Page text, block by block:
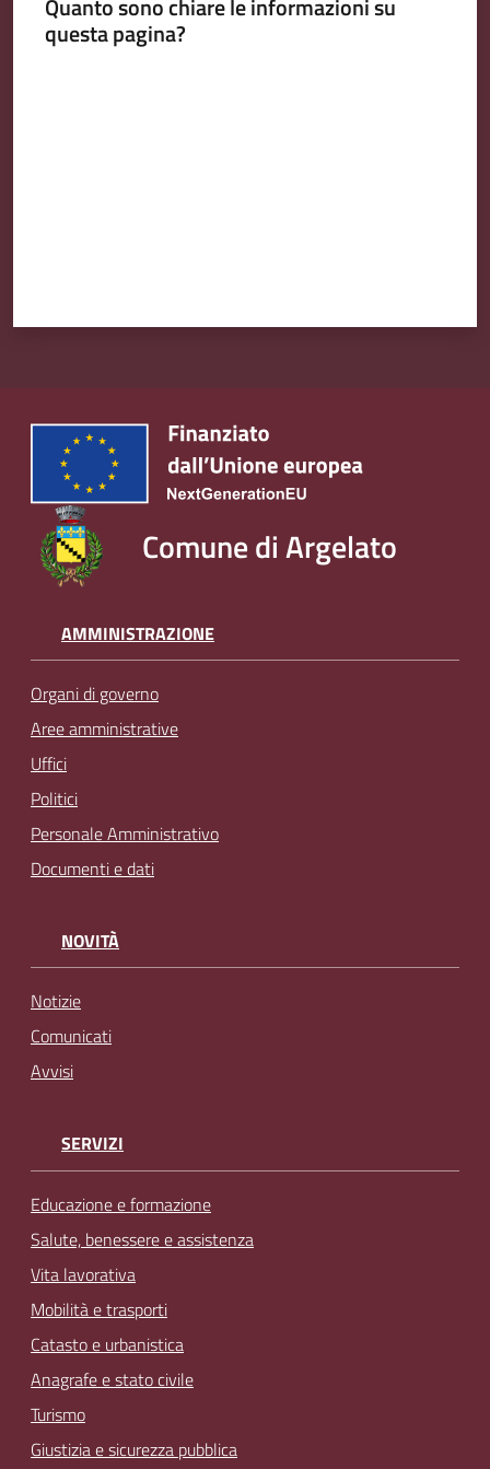
Quanto sono chiare le informazioni su
questa pagina?
Comune di Argelato
AMMINISTRAZIONE
Organi di governo
Aree amministrative
Uffici
Politici
Personale Amministrativo
Documenti e dati
NOVITÀ
Notizie
Comunicati
Avvisi
SERVIZI
Educazione e formazione
Salute, benessere e assistenza
Vita lavorativa
Mobilità e trasporti
Catasto e urbanistica
Anagrafe e stato civile
Turismo
Giustizia e sicurezza pubblica